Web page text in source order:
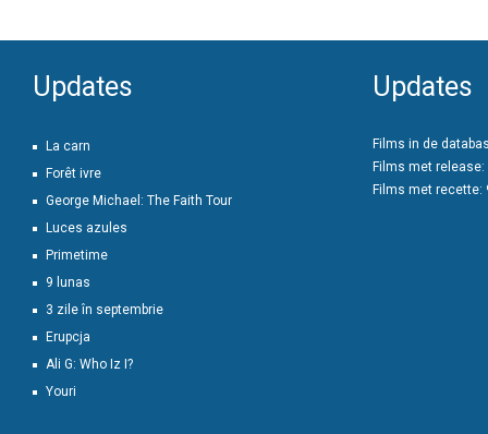
Updates
La carn
Forêt ivre
George Michael: The Faith Tour
Luces azules
Primetime
9 lunas
3 zile în septembrie
Erupcja
Ali G: Who Iz I?
Youri
Updates
Films in de
Films met release:
Films met recette: